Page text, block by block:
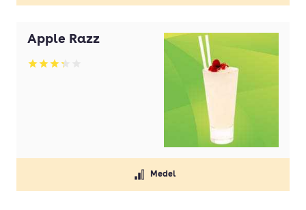
Apple Razz
Betyg: 3.25 av 5
Medel